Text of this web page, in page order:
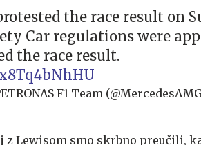
the race result on
Car regulations were
the race result.
F1 Team
z Lewisom smo skrbno preučili,